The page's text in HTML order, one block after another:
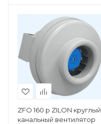
ZFO 160 p ZILON круглый
канальный вентилятор